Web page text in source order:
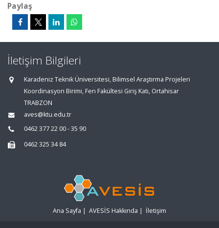
Paylaş
İletişim Bilgileri
Karadeniz Teknik Üniversitesi, Bilimsel Araştırma Projeleri
Koordinasyon Birimi, Fen Fakültesi Giriş Katı, Ortahisar
TRABZON
aves@ktu.edu.tr
0462 377 22 00 - 35 90
0462 325 34 84
Ana Sayfa | AVESİS Hakkında | İletişim